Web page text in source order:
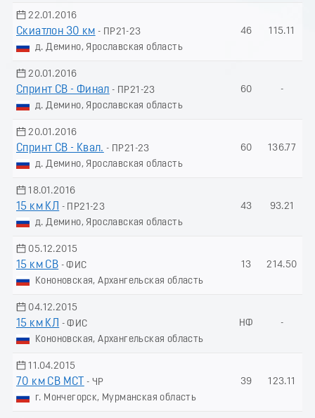
22.01.2016
Скиатлон 30 км - ПР21-23
д. Демино, Ярославская область
46 115.11
20.01.2016
Спринт СВ - Финал - ПР21-23
д. Демино, Ярославская область
60 -
20.01.2016
Спринт СВ - Квал. - ПР21-23
д. Демино, Ярославская область
60 136.77
18.01.2016
15 км КЛ
- ПР21-23
д. Демино, Ярославская область
43 93.21
05.12.2015
15 км СВ - ФИС
Кононовская, Архангельская область
13 214.50
04.12.2015
15 км КЛ
- ФИС
Кононовская, Архангельская область
НФ -
11.04.2015
70 км СВ МСТ
- ЧР
г. Мончегорск, Мурманская область
39 123.11